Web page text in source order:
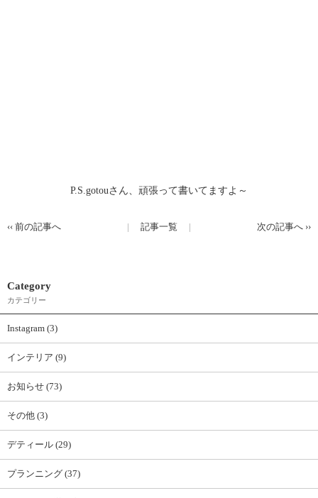
P.S.gotouさん、頑張って書いてますよ～
次の記事へ ››
‹‹ 前の記事へ 記事一覧
Category
カテゴリー
Instagram (3)
インテリア (9)
お知らせ (73)
その他 (3)
デティール (29)
プランニング (37)